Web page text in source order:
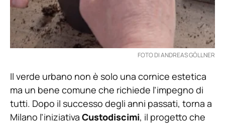
FOTO DI ANDREAS GÖLLNER
Il verde urbano non è solo una cornice estetica
ma un bene comune che richiede l’impegno di
tutti. Dopo il successo degli anni passati, torna a
Milano l’iniziativa Custodiscimi, il progetto che